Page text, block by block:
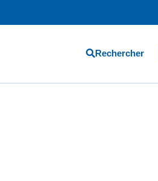
Rechercher